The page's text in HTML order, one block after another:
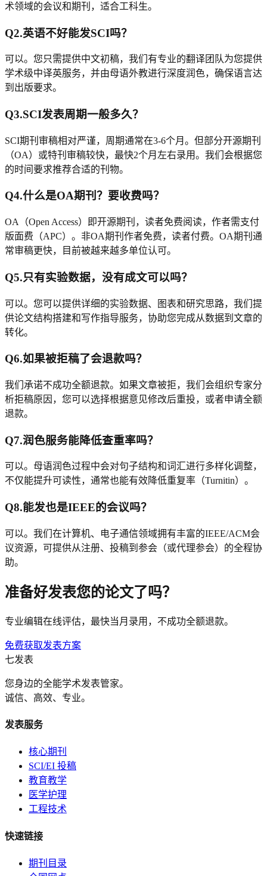
术领域的会议和期刊，适合工科生。
Q2.英语不好能发SCI吗？
可以。您只需提供中文初稿，我们有专业的翻译团队为您提供
学术级中译英服务，并由母语外教进行深度润色，确保语言达
到出版要求。
Q3.SCI发表周期一般多久？
SCI期刊审稿相对严谨，周期通常在3-6个月。但部分开源期刊
（OA）或特刊审稿较快，最快2个月左右录用。我们会根据您
的时间要求推荐合适的刊物。
Q4.什么是OA期刊？要收费吗？
OA（Open Access）即开源期刊，读者免费阅读，作者需支付
版面费（APC）。非OA期刊作者免费，读者付费。OA期刊通
常审稿更快，目前被越来越多单位认可。
Q5.只有实验数据，没有成文可以吗？
可以。您可以提供详细的实验数据、图表和研究思路，我们提
供论文结构搭建和写作指导服务，协助您完成从数据到文章的
转化。
Q6.如果被拒稿了会退款吗？
我们承诺不成功全额退款。如果文章被拒，我们会组织专家分
析拒稿原因，您可以选择根据意见修改后重投，或者申请全额
退款。
Q7.润色服务能降低查重率吗？
可以。母语润色过程中会对句子结构和词汇进行多样化调整，
不仅能提升可读性，通常也能有效降低重复率（Turnitin）。
Q8.能发也是IEEE的会议吗？
可以。我们在计算机、电子通信领域拥有丰富的IEEE/ACM会
议资源，可提供从注册、投稿到参会（或代理参会）的全程协
助。
准备好发表您的论文了吗？
专业编辑在线评估，最快当月录用，不成功全额退款。
免费获取发表方案
七发表
您身边的全能学术发表管家。
诚信、高效、专业。
发表服务
核心期刊
SCI/EI 投稿
教育教学
医学护理
工程技术
快速链接
期刊目录